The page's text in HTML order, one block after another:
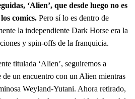
‘Alien’, que desde luego no es
comics. Pero sí lo es dentro de
la independiente Dark Horse era la
y spin-offs de la franquicia.
titulada ‘Alien’, seguiremos a
un encuentro con un Alien mientras
Weyland-Yutani. Ahora retirado,